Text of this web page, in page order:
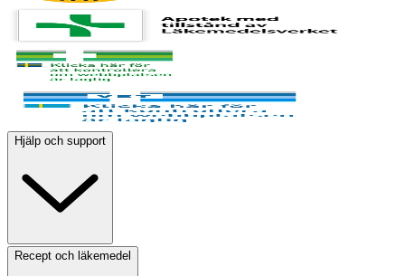
Hjälp och support
Recept och läkemedel